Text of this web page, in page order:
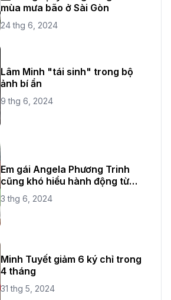
mùa mưa bão ở Sài Gòn
24 thg 6, 2024
Lâm Minh "tái sinh" trong bộ
ảnh bí ẩn
9 thg 6, 2024
Em gái Angela Phương Trinh
cũng khó hiểu hành động từ
chị ruột
3 thg 6, 2024
Minh Tuyết giảm 6 ký chỉ trong
4 tháng
31 thg 5, 2024